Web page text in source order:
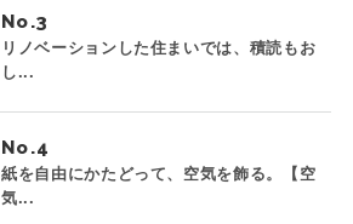
No.
リノベーションした住まいでは、積読もお
し...
No.
紙を自由にかたどって、空気を飾る。【空
気...